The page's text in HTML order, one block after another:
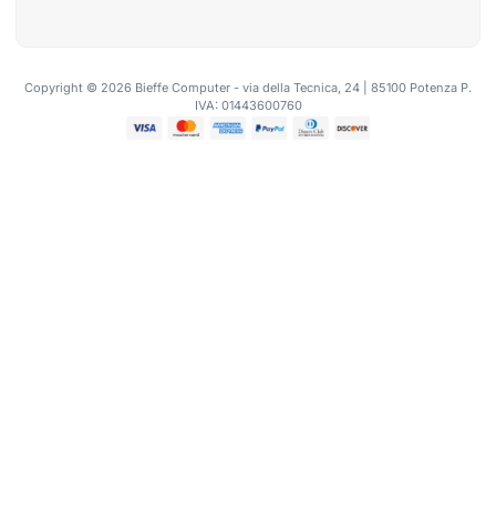
Copyright © 2026 Bieffe Computer - via della Tecnica, 24 | 85100 Potenza P.
IVA: 01443600760